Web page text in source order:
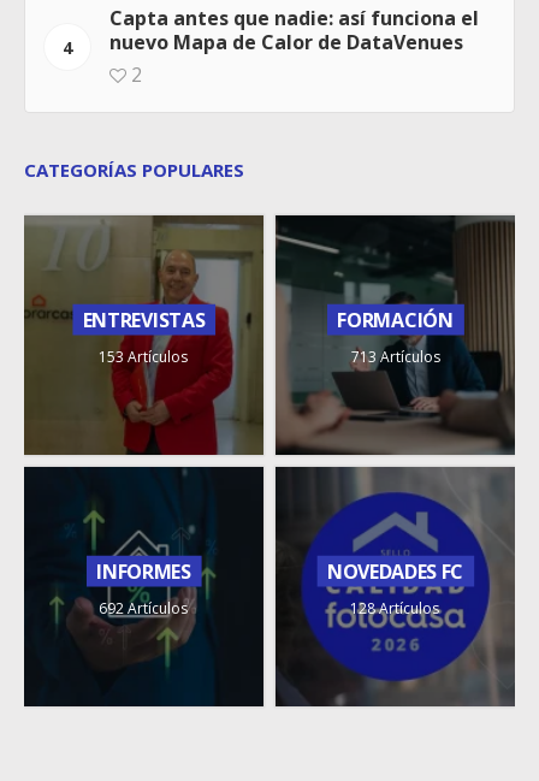
4
Capta antes que nadie: así funciona el
nuevo Mapa de Calor de DataVenues
2
CATEGORÍAS POPULARES
ENTREVISTAS
153 Artículos
FORMACIÓN
713 Artículos
INFORMES
692 Artículos
NOVEDADES FC
128 Artículos